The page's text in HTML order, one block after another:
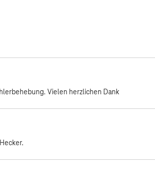
Vielen herzlichen Dank